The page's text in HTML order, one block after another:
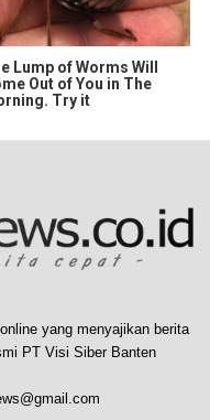
Lump of Worms Will
Out of You in The
Try it
yang menyajikan berita
PT Visi Siber Banten